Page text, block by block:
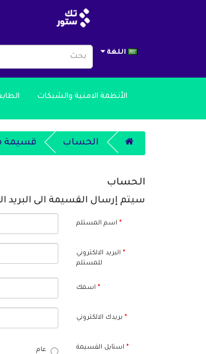
اللغة
الأنظمة الامنية والشبكات
الحساب قسيمة
الحساب
سيتم إرسال القسيمة الى البريد
اسم المستلم
البريد الالكتروني
للمستلم
اسمك
بريدك الالكتروني
استايل القسيمة عام